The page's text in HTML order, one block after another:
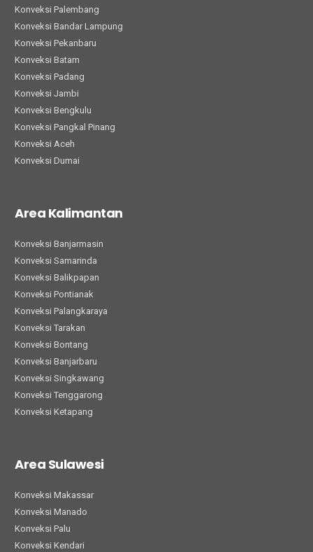
Konveksi Palembang
Konveksi Bandar Lampung
Konveksi Pekanbaru
Konveksi Batam
Konveksi Padang
Konveksi Jambi
Konveksi Bengkulu
Konveksi Pangkal Pinang
Konveksi Aceh
Konveksi Dumai
Area Kalimantan
Konveksi Banjarmasin
Konveksi Samarinda
Konveksi Balikpapan
Konveksi Pontianak
Konveksi Palangkaraya
Konveksi Tarakan
Konveksi Bontang
Konveksi Banjarbaru
Konveksi Singkawang
Konveksi Tenggarong
Konveksi Ketapang
Area Sulawesi
Konveksi Makassar
Konveksi Manado
Konveksi Palu
Konveksi Kendari